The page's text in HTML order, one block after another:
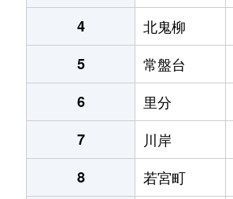
4
北鬼柳
5
常盤台
6
里分
7
川岸
8
若宮町